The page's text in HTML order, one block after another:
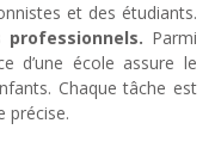
et des étudiants.
professionnels. Parmi
d’une école assure le
Chaque tâche est
précise.